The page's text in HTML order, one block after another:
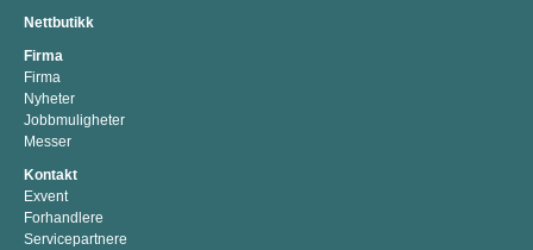
Nettbutikk
Firma
Firma
Nyheter
Jobbmuligheter
Messer
Kontakt
Exvent
Forhandlere
Servicepartnere